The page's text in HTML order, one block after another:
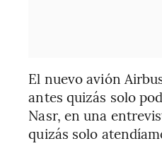
El nuevo avión
antes quizás solo
Nasr, en una
quizás solo